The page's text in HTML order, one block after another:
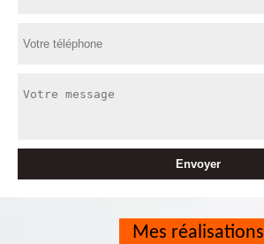
Mes réalisations